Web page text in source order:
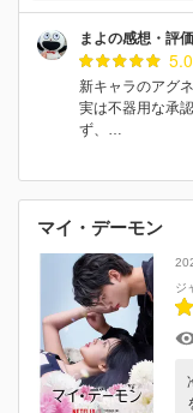
まよの感想・評価
5.0
新キャラのアグ
実は不器用な承
ず、…
マイ・デーモン
ジ